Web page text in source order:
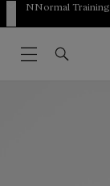
NNormal